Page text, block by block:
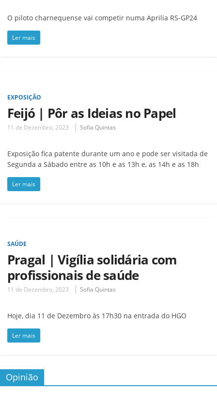
O piloto charnequense vai competir numa Aprilia RS-GP24
Ler mais
EXPOSIÇÃO
Feijó | Pôr as Ideias no Papel
11 de Dezembro, 2023 Sofia Quintas
Exposição fica patente durante um ano e pode ser visitada de
Segunda a Sábado entre as 10h e as 13h e, as 14h e as 18h
Ler mais
SAÚDE
Pragal | Vigília solidária com
profissionais de saúde
11 de Dezembro, 2023 Sofia Quintas
Hoje, dia 11 de Dezembro às 17h30 na entrada do HGO
Ler mais
Opinião